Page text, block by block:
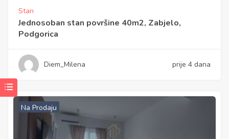
Stan
Jednosoban stan površine 40m2, Zabjelo,
Podgorica
Diem_Milena prije 4 dana
Na Prodaju